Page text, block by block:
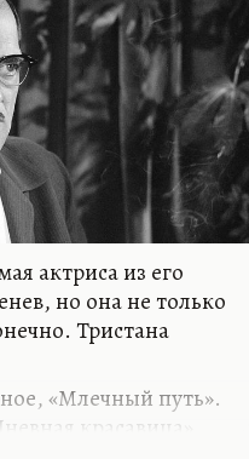
актриса из его
но она не только
Тристана
«Млечный путь».
красавица»